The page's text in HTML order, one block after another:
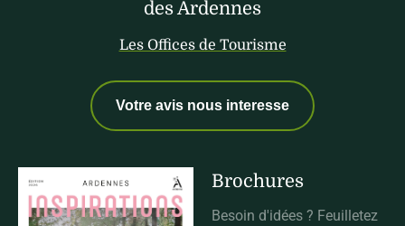
des Ardennes
Les Offices de Tourisme
Votre avis nous interesse
Brochures
Besoin d'idées ? Feuilletez